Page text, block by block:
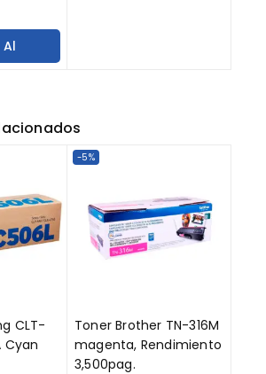
CLT-
Cyan
-5%
Toner Brother TN-316M
magenta, Rendimiento
3,500pag.